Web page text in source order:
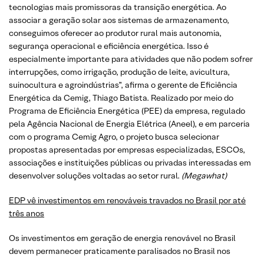
tecnologias mais promissoras da transição energética. Ao
associar a geração solar aos sistemas de armazenamento,
conseguimos oferecer ao produtor rural mais autonomia,
segurança operacional e eficiência energética. Isso é
especialmente importante para atividades que não podem sofrer
interrupções, como irrigação, produção de leite, avicultura,
suinocultura e agroindústrias”, afirma o gerente de Eficiência
Energética da Cemig, Thiago Batista. Realizado por meio do
Programa de Eficiência Energética (PEE) da empresa, regulado
pela Agência Nacional de Energia Elétrica (Aneel), e em parceria
com o programa Cemig Agro, o projeto busca selecionar
propostas apresentadas por empresas especializadas, ESCOs,
associações e instituições públicas ou privadas interessadas em
desenvolver soluções voltadas ao setor rural. (Megawhat)
EDP vê investimentos em renováveis travados no Brasil por até
três anos
Os investimentos em geração de energia renovável no Brasil
devem permanecer praticamente paralisados no Brasil nos